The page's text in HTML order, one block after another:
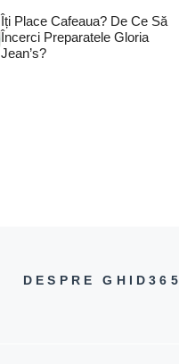
Îți Place Cafeaua? De Ce Să
Încerci Preparatele Gloria
Jean’s?
DESPRE GHID365